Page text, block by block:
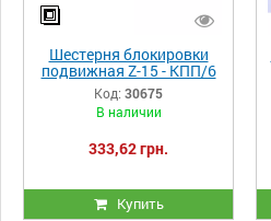
Шестерня блокировки
подвижная Z-15 - КПП/6
Y-BOX
Код: 30675
В наличии
333,62 грн.
Купить